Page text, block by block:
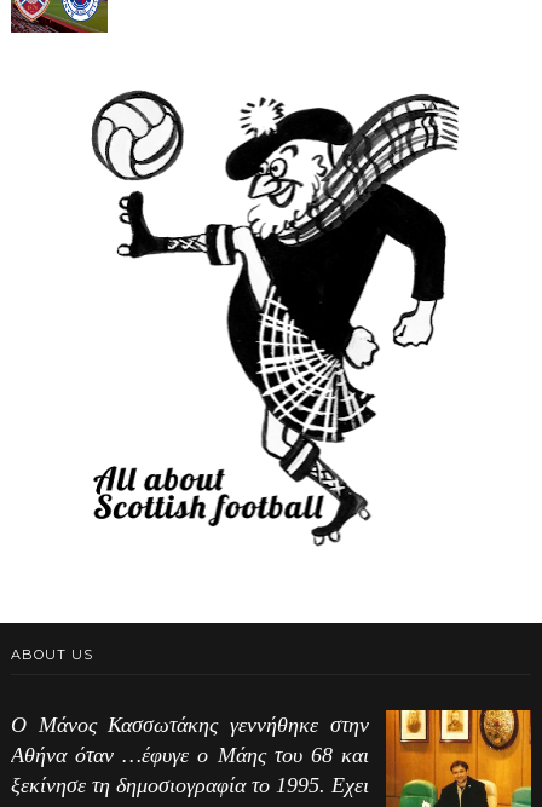
ABOUT US
Ο Μάνος Κασσωτάκης γεννήθηκε στην
Αθήνα όταν …έφυγε ο Μάης του 68 και
ξεκίνησε τη δημοσιογραφία το 1995. Εχει